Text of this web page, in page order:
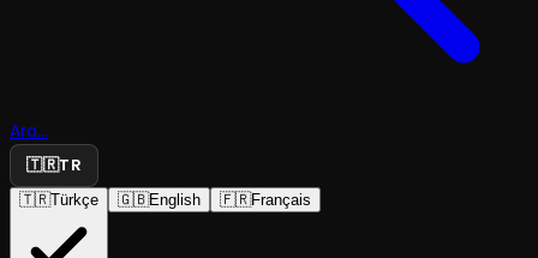
Ara...
🇹🇷TR
🇹🇷Türkçe 🇬🇧English 🇫🇷Français